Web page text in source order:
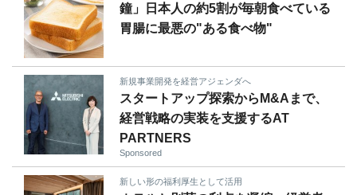
鐘」日本人の約5割が毎朝食べている
胃腸に最悪の"ある食べ物"
新規事業開発を経営アジェンダへ
スタートアップ探索からM&Aまで、
経営戦略の実装を支援するAT
PARTNERS
Sponsored
新しい形の福利厚生として活用